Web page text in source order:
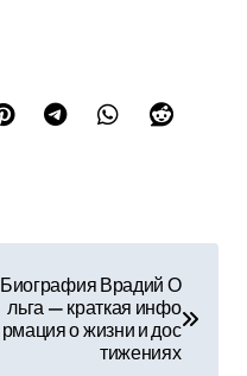
Биография Врадий О
льга — краткая инфо
рмация о жизни и дос
тижениях